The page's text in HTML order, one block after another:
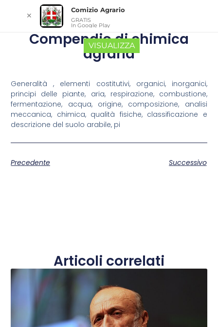
Compendio di chimica
agraria
Generalità , elementi costitutivi, organici, inorganici,
principi delle piante, aria, respirazione, combustione,
fermentazione, acqua, origine, composizione, analisi
meccanica, chimica, qualità fisiche, classificazione e
descrizione del suolo arabile, pi
Precedente Successivo
Articoli correlati
✕
Comizio Agrario
GRATIS
In Google Play
VISUALIZZA